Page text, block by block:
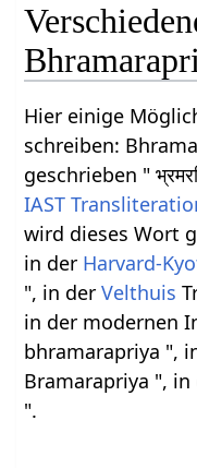
Hier einige
schreiben:
geschrieben "
IAST
wird dieses Wort
in der Harvard-
", in derVelthuis
in der modernen
bhramarapriya ",
Bramarapriya ",
".